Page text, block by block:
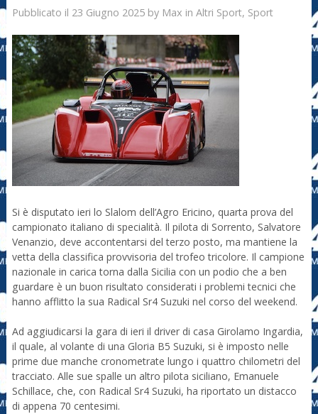
Pubblicato il 23 Giugno 2025by Max in Altri Sport, Sport
Si è disputato ieri lo Slalom dell’Agro Ericino, quarta prova del
campionato italiano di specialità. Il pilota di Sorrento, Salvatore
Venanzio, deve accontentarsi del terzo posto, ma mantiene la
vetta della classifica provvisoria del trofeo tricolore. Il campione
nazionale in carica torna dalla Sicilia con un podio che a ben
guardare è un buon risultato considerati i problemi tecnici che
hanno afflitto la sua Radical Sr4 Suzuki nel corso del weekend.
Ad aggiudicarsi la gara di ieri il driver di casa Girolamo Ingardia,
il quale, al volante di una Gloria B5 Suzuki, si è imposto nelle
prime due manche cronometrate lungo i quattro chilometri del
tracciato. Alle sue spalle un altro pilota siciliano, Emanuele
Schillace, che, con Radical Sr4 Suzuki, ha riportato un distacco
di appena 70 centesimi.